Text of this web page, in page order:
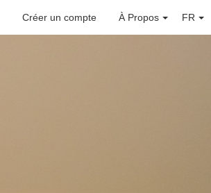
Créer un compte À Propos FR